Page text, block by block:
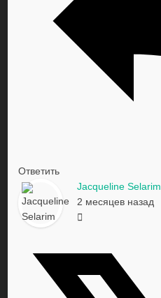
Ответить
Jacqueline Selarim
2 месяцев назад